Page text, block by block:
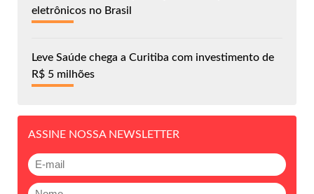
eletrônicos no Brasil
Leve Saúde chega a Curitiba com investimento de
R$ 5 milhões
ASSINE NOSSA NEWSLETTER